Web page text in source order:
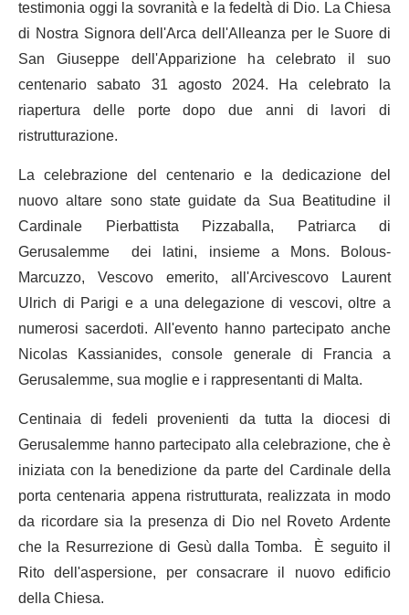
testimonia oggi la sovranità e la fedeltà di Dio. La Chiesa
di Nostra Signora dell'Arca dell'Alleanza per le Suore di
San Giuseppe dell'Apparizione ha celebrato il suo
centenario sabato 31 agosto 2024. Ha celebrato la
riapertura delle porte dopo due anni di lavori di
ristrutturazione.
La celebrazione del centenario e la dedicazione del
nuovo altare sono state guidate da Sua Beatitudine il
Cardinale Pierbattista Pizzaballa, Patriarca di
Gerusalemme dei latini, insieme a Mons. Bolous-
Marcuzzo, Vescovo emerito, all'Arcivescovo Laurent
Ulrich di Parigi e a una delegazione di vescovi, oltre a
numerosi sacerdoti. All'evento hanno partecipato anche
Nicolas Kassianides, console generale di Francia a
Gerusalemme, sua moglie e i rappresentanti di Malta.
Centinaia di fedeli provenienti da tutta la diocesi di
Gerusalemme hanno partecipato alla celebrazione, che è
iniziata con la benedizione da parte del Cardinale della
porta centenaria appena ristrutturata, realizzata in modo
da ricordare sia la presenza di Dio nel Roveto Ardente
che la Resurrezione di Gesù dalla Tomba. È seguito il
Rito dell'aspersione, per consacrare il nuovo edificio
della Chiesa.